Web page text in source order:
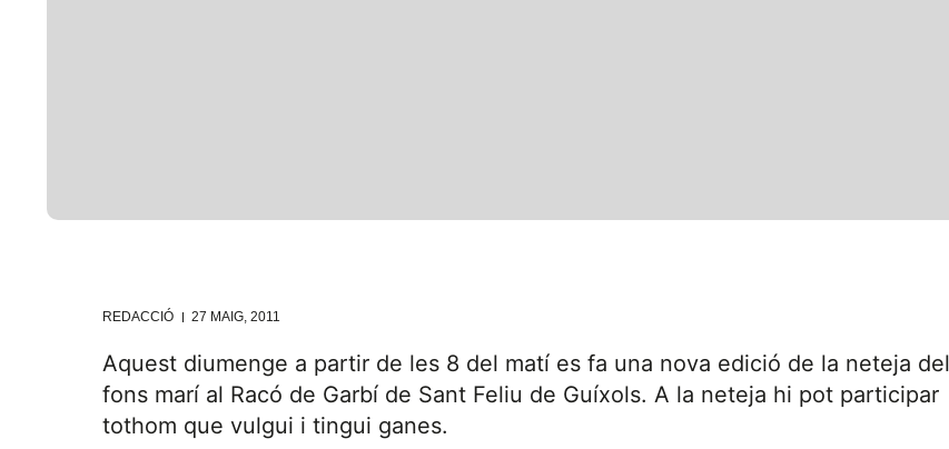
REDACCIÓ 27 MAIG, 2011
Aquest diumenge a partir de les 8 del matí es fa una nova edició de la neteja del
fons marí al Racó de Garbí de Sant Feliu de Guíxols. A la neteja hi pot participar
tothom que vulgui i tingui ganes.